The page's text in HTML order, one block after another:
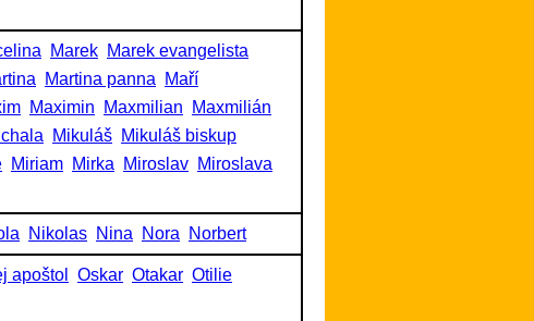
Marek Marek evangelista
Martina panna
Maří
Maximin Maxmilian
Maxmilián
Mikuláš Mikuláš biskup
Miriam Mirka Miroslav Miroslava
Nikolas Nina Nora Norbert
apoštol Oskar Otakar Otilie